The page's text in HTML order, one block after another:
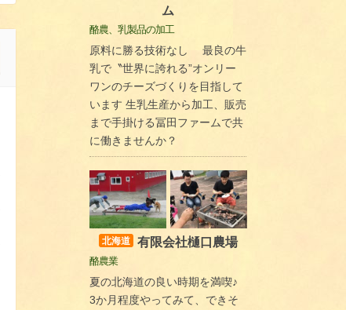
ム
酪農、乳製品の加工
原料に勝る技術なし 最良の牛
乳で〝世界に誇れる”オンリー
ワンのチーズづくりを目指して
います 生乳生産から加工、販売
まで手掛ける冨田ファームで共
に働きませんか？
北海道 有限会社樋口農場
酪農業
夏の北海道の良い時期を満喫♪
3か月程度やってみて、できそ